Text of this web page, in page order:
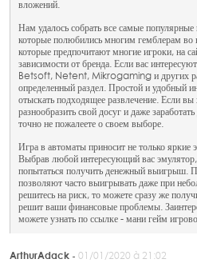
вложений.
Нам удалось собрать все самые
которые полюбились многим гемблерам
которые предпочитают многие игроки, на
зависимости от бренда. Если вас
Betsoft, Netent, Mikrogaming и других
определенный раздел. Простой и удобный
отыскать подходящее развлечение. Если
разнообразить свой досуг и даже
точно не пожалеете о своем выборе.
Игра в автоматы приносит не только яркие
Выбрав любой интересующий вас
попытаться получить денежный выигрыш.
позволяют часто выигрывать даже при
решитесь на риск, то можете сразу же
решит ваши финансовые проблемы.
можете узнать по ссылке - мани гейм
ArthurAdack - 01/01/2020 à 21:02